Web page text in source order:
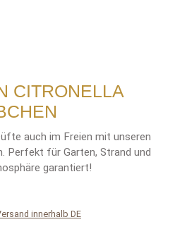
CITRONELLA
auch im Freien mit unseren
Perfekt für Garten, Strand und
garantiert!
innerhalb DE